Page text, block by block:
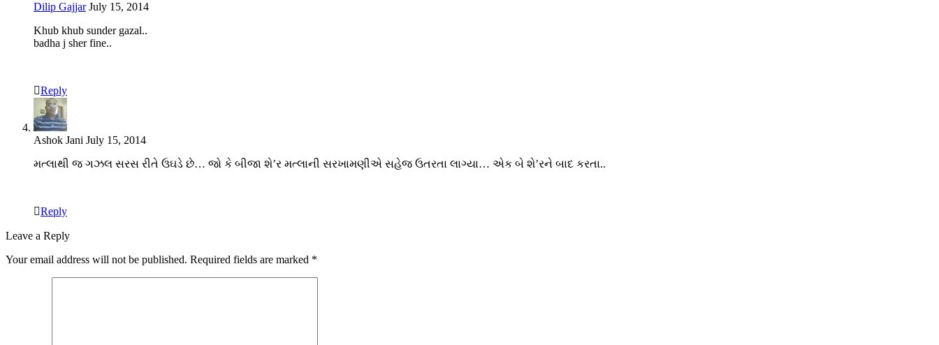
Dilip Gajjar July 15, 2014
Khub khub sunder gazal..
badha j sher fine..
Reply
Ashok Jani July 15, 2014
મત્લાથી જ ગઝલ સરસ રીતે ઉઘડે છે… જો કે બીજા શે’ર મત્લાની સરખામણીએ સહેજ ઉતરતા લાગ્યા… એક બે શે’રને બાદ કરતા..
Reply
Leave a Reply
Your email address will not be published. Required fields are marked *